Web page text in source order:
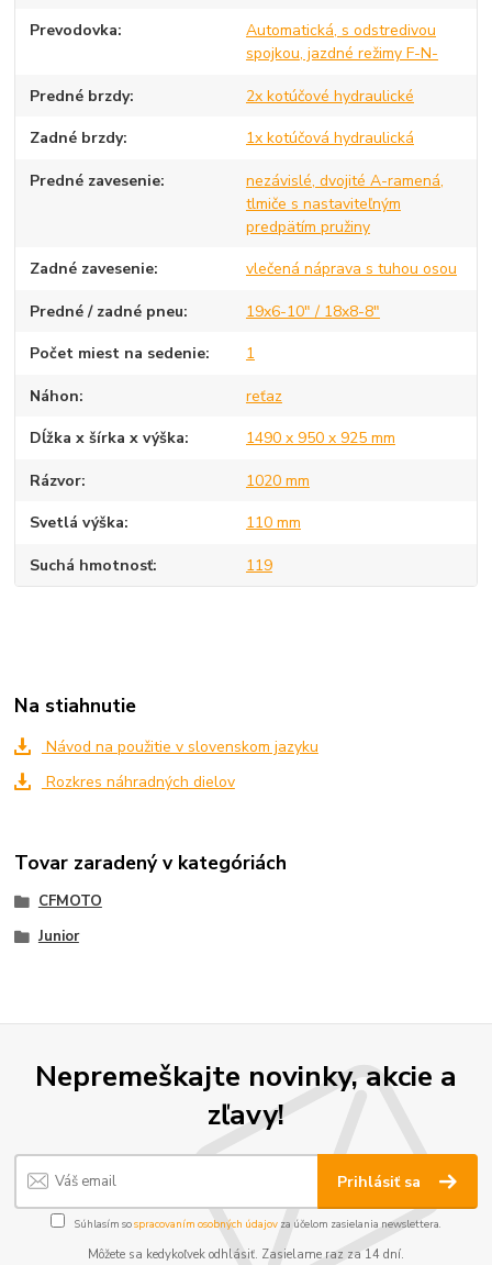
Prevodovka
Automatická, s odstredivou
spojkou, jazdné režimy F-N-
Predné brzdy 2x kotúčové hydraulické
Zadné brzdy 1x kotúčová hydraulická
Predné zavesenie
nezávislé, dvojité A-ramená,
tlmiče s nastaviteľným
predpätím pružiny
Zadné zavesenie vlečená náprava s tuhou osou
Predné / zadné pneu 19x6-10" / 18x8-8"
Počet miest na sedenie 1
Náhon reťaz
Dĺžka x šírka x výška 1490 x 950 x 925 mm
Rázvor 1020 mm
Svetlá výška 110 mm
Suchá hmotnosť 119
Na stiahnutie
Návod na použitie v slovenskom jazyku
Rozkres náhradných dielov
Tovar zaradený v kategóriách
CFMOTO
Junior
Nepremeškajte novinky, akcie a
zľavy!
Prihlásiť sa
Súhlasím sospracovaním osobných údajov za účelom zasielania newslettera.
Môžete sa kedykoľvek odhlásiť. Zasielame raz za 14 dní.